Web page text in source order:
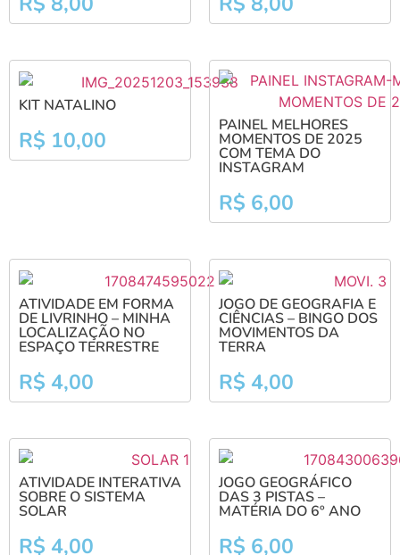
KIT NATALINO
R$ 10,00
PAINEL MELHORES
MOMENTOS DE 2025
COM TEMA DO
INSTAGRAM
R$ 6,00
ATIVIDADE EM FORMA
DE LIVRINHO – MINHA
LOCALIZAÇÃO NO
ESPAÇO TERRESTRE
R$ 4,00
JOGO DE GEOGRAFIA E
CIÊNCIAS – BINGO DOS
MOVIMENTOS DA
TERRA
R$ 4,00
ATIVIDADE INTERATIVA
SOBRE O SISTEMA
SOLAR
R$ 4,00
JOGO GEOGRÁFICO
DAS 3 PISTAS –
MATÉRIA DO 6º ANO
R$ 6,00